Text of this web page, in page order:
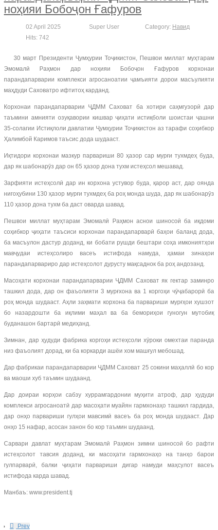
ноҳияи Бобоҷон Ғафуров
02 April 2025 Super User Category: Навид
Hits: 742
30 март Президенти Ҷумҳурии Тоҷикистон, Пешвои миллат муҳтарам
Эмомалӣ Раҳмон дар ноҳияи Бобоҷон Ғафуров корхонаи
парандапарварии комплекси агросаноатии ҷамъияти дорои масъулияти
маҳдуди Саховатро ифтитоҳ карданд.
Корхонаи парандапарварии ҶДММ Саховат ба хотири саҳмгузорӣ дар
таъмини амнияти озуқавории кишвар ҷиҳати истиқболи шоистаи ҷашни
35-солагии Истиқлоли давлатии Ҷумҳурии Тоҷикистон аз тарафи соҳибкор
Ҳалимбой Каримов таъсис дода шудааст.
Иқтидори корхонаи мазкур парвариши 80 ҳазор сар мурғи тухмдеҳ буда,
дар як шабонарӯз дар он 65 ҳазор дона тухм истеҳсол мешавад.
Зарфияти истеҳсолӣ дар ин корхона устувор буда, қарор аст, дар оянда
нигоҳубини 130 ҳазор мурғи тухмдеҳ ба роҳ монда шуда, дар як шабонарӯз
110 ҳазор дона тухм ба даст оварда шавад.
Пешвои миллат муҳтарам Эмомалӣ Раҳмон аснои шиносоӣ ба иқдоми
соҳибкор ҷиҳати таъсиси корхонаи парандапарварӣ баҳои баланд дода,
ба масъулон дастур доданд, ки бобати рушди бештари соҳа имкониятҳои
мавҷудаи истеҳсолиро васеъ истифода намуда, ҳамаи зинаҳои
парандапарвариро дар истеҳсолот дурусту мақсаднок ба роҳ андозанд.
Масоҳати корхонаи парандапарварии ҶДММ Саховат як гектар заминро
ташкил дода, дар он фаъолияти 3 мурғхона ва 1 коргоҳи чӯҷабарорӣ ба
роҳ монда шудааст. Аҳли заҳмати корхона ба парвариши мурғҳои хушзот
бо назардошти ба иқлими маҳал ва ба бемориҳои гуногун мутобиқ
буданашон бартарӣ медиҳанд.
Зимнан, дар ҳудуди фабрика коргоҳи истеҳсоли хӯроки омехтаи паранда
низ фаъолият дорад, ки ба коркарди ашёи хом машғул мебошад.
Дар фабрикаи парандапарварии ҶДММ Саховат 25 сокини маҳаллӣ бо кор
ва маоши хуб таъмин шудаанд.
Дар доираи корҳои сабзу хуррамгардонии муҳити атроф, дар ҳудуди
комплекси агросаноатӣ дар масоҳати муайян гармхонаҳо ташкил гардида,
дар онҳо парвариши гулҳои мавсимӣ васеъ ба роҳ монда шудааст. Дар
онҳо 15 нафар, асосан занон бо кор таъмин шудаанд.
Сарвари давлат муҳтарам Эмомалӣ Раҳмон зимни шиносоӣ бо рафти
истеҳсолот тавсия доданд, ки масоҳати гармхонаҳо на танҳо барои
гулпарварӣ, балки ҷиҳати парвариши дигар намуди маҳсулот васеъ
истифода карда шавад.
Манбаъ: www.president.tj
Prev